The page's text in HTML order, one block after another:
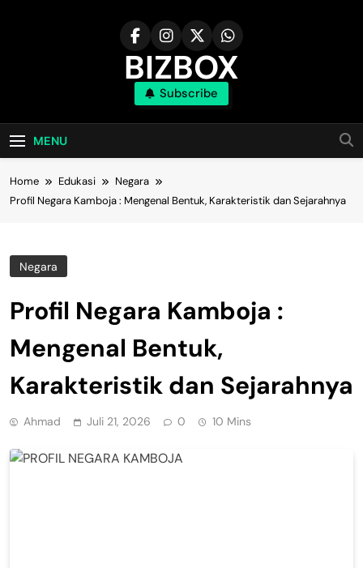
BIZBOX
Bizbox – Media Informasi Terkini
Subscribe
MENU
Home Edukasi
Negara
Profil Negara Kamboja : Mengenal Bentuk, Karakteristik dan Sejarahnya
Negara
Profil Negara Kamboja :
Mengenal Bentuk,
Karakteristik dan Sejarahnya
Ahmad Juli 21, 2026 0 10 Mins